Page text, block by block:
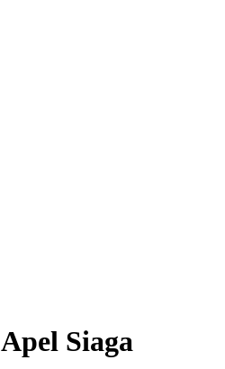
Apel Siaga